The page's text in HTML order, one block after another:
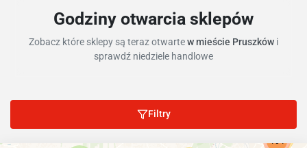
Godziny otwarcia sklepów
Zobacz które sklepy są teraz otwartew mieście Pruszków i
sprawdź niedziele handlowe
Filtry